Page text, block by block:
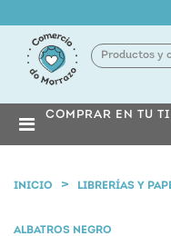
COMPRAR EN TU
INICIO LIBRERÍAS Y
ALBATROS NEGRO